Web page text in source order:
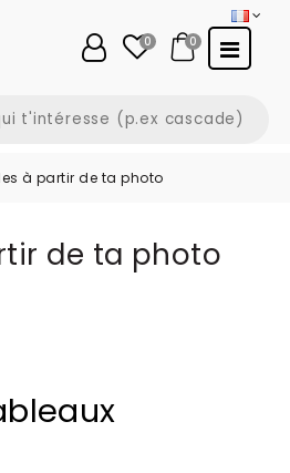
0 0
à partir de ta photo
de ta photo